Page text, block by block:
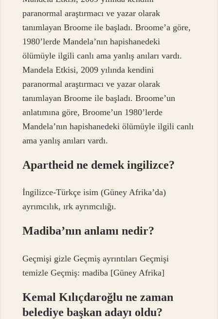
paranormal araştırmacı ve yazar olarak
tanımlayan Broome ile başladı. Broome’a ​​göre,
1980’lerde Mandela’nın hapishanedeki
ölümüyle ilgili canlı ama yanlış anıları vardı.
Mandela Etkisi, 2009 yılında kendini
paranormal araştırmacı ve yazar olarak
tanımlayan Broome ile başladı. Broome’un
anlatımına göre, Broome’un 1980’lerde
Mandela’nın hapishanedeki ölümüyle ilgili canlı
ama yanlış anıları vardı.
Apartheid ne demek ingilizce?
İngilizce-Türkçe isim (Güney Afrika’da)
ayrımcılık, ırk ayrımcılığı.
Madiba’nın anlamı nedir?
Geçmişi gizle Geçmiş ayrıntıları Geçmişi
temizle Geçmiş: madiba [Güney Afrika]
Kemal Kılıçdaroğlu ne zaman
belediye başkan adayı oldu?